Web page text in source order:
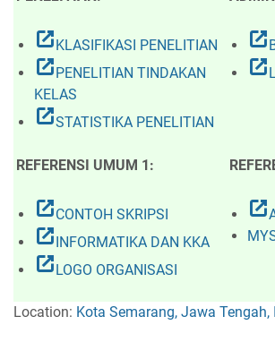
open_in_new KLASIFIKASI PENELITIAN
open_in_new PENELITIAN TINDAKAN
KELAS
open_in_newSTATISTIKA PENELITIAN
open_in_new
open_in_new
REFERENSI UMUM 1:
open_in_newCONTOH SKRIPSI
open_in_new INFORMATIKA DAN KKA
open_in_new LOGO ORGANISASI
open_in_new
Location: Kota Semarang, Jawa Tengah,